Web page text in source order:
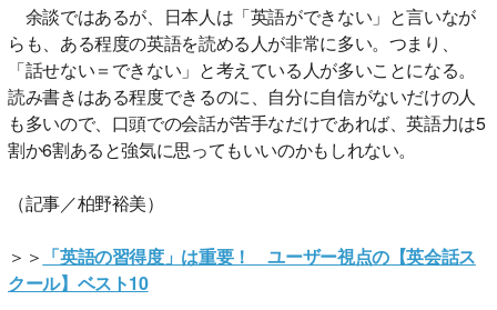
余談ではあるが、日本人は「英語ができない」と言いなが
らも、ある程度の英語を読める人が非常に多い。つまり、
「話せない＝できない」と考えている人が多いことになる。
読み書きはある程度できるのに、自分に自信がないだけの人
も多いので、口頭での会話が苦手なだけであれば、英語力は5
割か6割あると強気に思ってもいいのかもしれない。
（記事／柏野裕美）
＞＞ 「英語の習得度」は重要！ ユーザー視点の【英会話ス
クール】ベスト10